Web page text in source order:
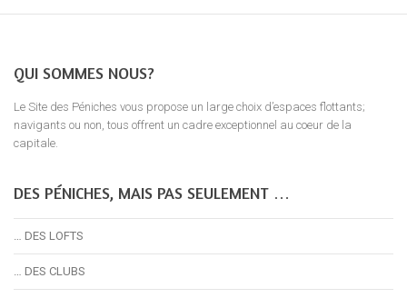
QUI SOMMES NOUS?
Le Site des Péniches vous propose un large choix d’espaces flottants;
navigants ou non, tous offrent un cadre exceptionnel au coeur de la
capitale.
DES PÉNICHES, MAIS PAS SEULEMENT …
… DES LOFTS
… DES CLUBS